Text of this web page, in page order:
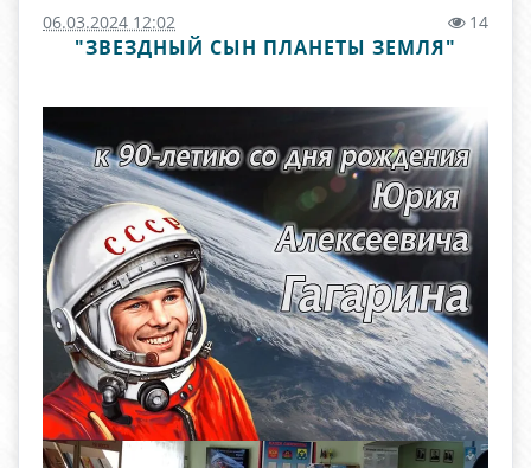
06.03.2024 12:02 14
"ЗВЕЗДНЫЙ СЫН ПЛАНЕТЫ ЗЕМЛЯ"